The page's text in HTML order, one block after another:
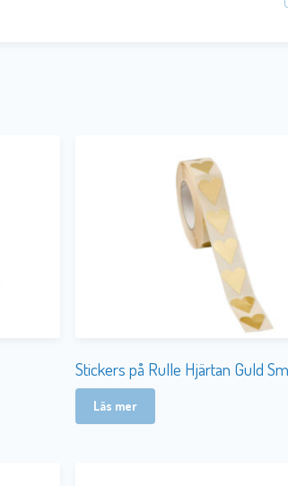
Stickers på Rulle Hjärtan Guld
Läs mer